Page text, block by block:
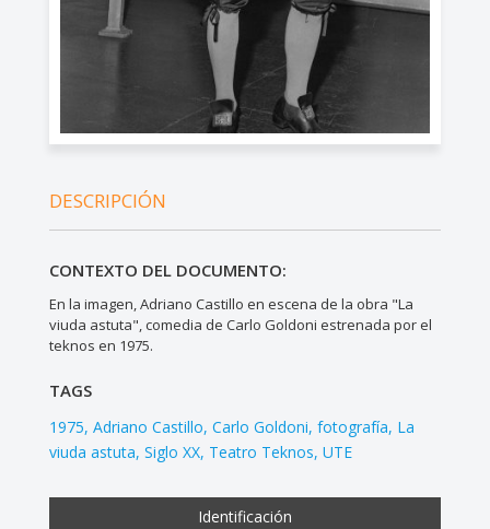
DESCRIPCIÓN
CONTEXTO DEL DOCUMENTO:
En la imagen, Adriano Castillo en escena de la obra "La
viuda astuta", comedia de Carlo Goldoni estrenada por el
teknos en 1975.
TAGS
1975 Adriano Castillo Carlo Goldoni fotografía La
viuda astuta Siglo XX Teatro Teknos UTE
Identificación